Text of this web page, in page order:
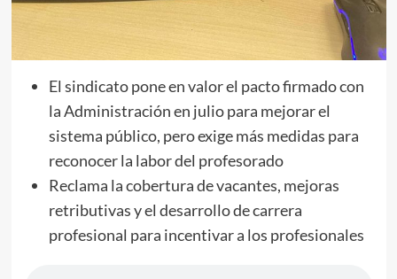
El sindicato pone en valor el pacto firmado con
la Administración en julio para mejorar el
sistema público, pero exige más medidas para
reconocer la labor del profesorado
Reclama la cobertura de vacantes, mejoras
retributivas y el desarrollo de carrera
profesional para incentivar a los profesionales